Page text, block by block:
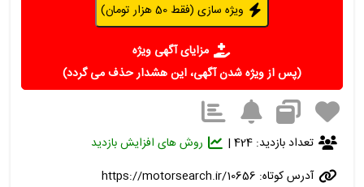
ویژه سازی (فقط 50 هزار تومان)
مزایای آگهی ویژه
(پس از ویژه شدن آگهی، این هشدار حذف می گردد)
تعداد بازدید: 424 |
روش های افزایش بازدید
آدرس کوتاه: https://motorsearch.ir/10656